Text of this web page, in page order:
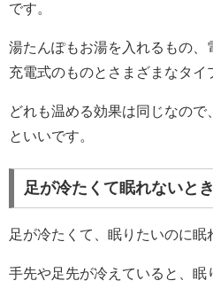
です。
湯たんぽもお湯を入れるもの、
充電式のものとさまざまなタイ
どれも温める効果は同じなの
といいです。
足が冷たくて眠れないと
足が冷たくて、眠りたいのに眠
手先や足先が冷えていると、眠